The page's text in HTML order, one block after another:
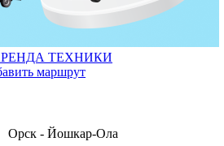
ТЕХНИКИ
маршрут
Орск - Йошкар-Ола